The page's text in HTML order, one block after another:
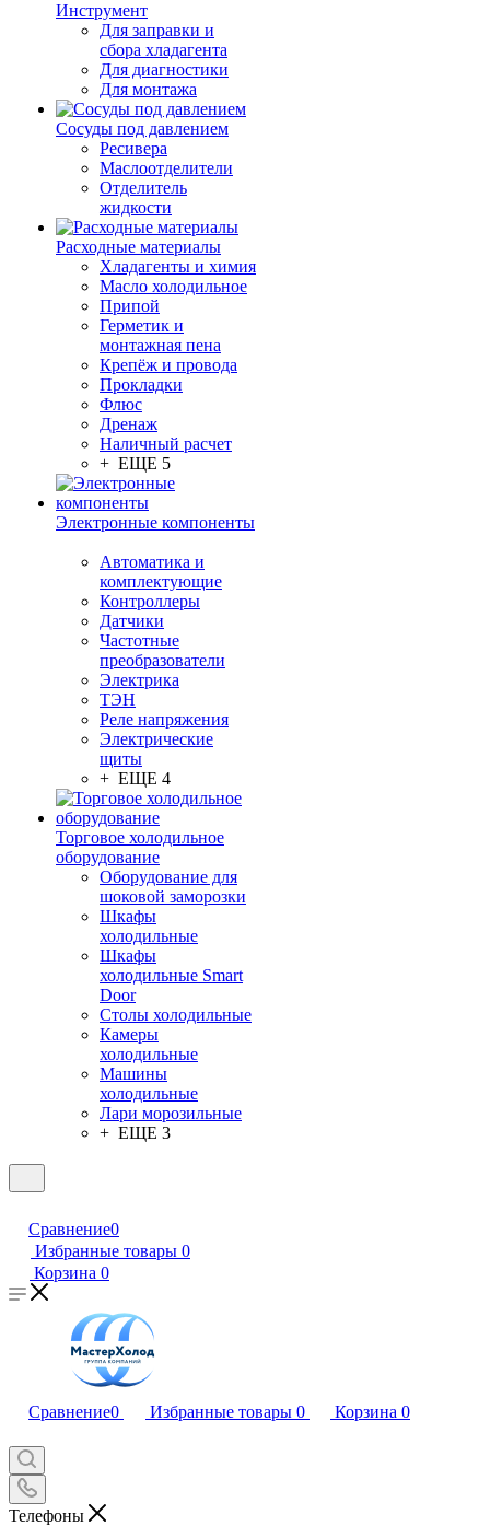
Инструмент
Для заправки и
сбора хладагента
Для диагностики
Для монтажа
Сосуды под давлением
Ресивера
Маслоотделители
Отделитель
жидкости
Расходные материалы
Хладагенты и химия
Масло холодильное
Припой
Герметик и
монтажная пена
Крепёж и провода
Прокладки
Флюс
Дренаж
Наличный расчет
+ ЕЩЕ 5
Электронные компоненты
Автоматика и
комплектующие
Контроллеры
Датчики
Частотные
преобразователи
Электрика
ТЭН
Реле напряжения
Электрические
щиты
+ ЕЩЕ 4
Торговое холодильное
оборудование
Оборудование для
шоковой заморозки
Шкафы
холодильные
Шкафы
холодильные Smart
Door
Столы холодильные
Камеры
холодильные
Машины
холодильные
Лари морозильные
+ ЕЩЕ 3
Сравнение0
Избранные товары 0
Корзина 0
Сравнение0 Избранные товары 0 Корзина 0
Телефоны